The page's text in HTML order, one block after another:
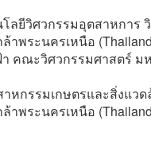
ลยีวิศวกรรมอุตสาหการ
าพระนครเหนือ
คณะวิศวกรรมศาสตร์
หกรรมเกษตรและสิ่งแว
าพระนครเหนือ